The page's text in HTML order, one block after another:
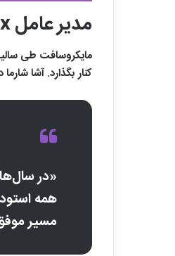
مدیر عامل Xbox: قرار نیست مالک همه استدیوهای موفق باشیم!
مایکروسافت طی
کنار بگذارد. آشا
«در
همه
مسیر